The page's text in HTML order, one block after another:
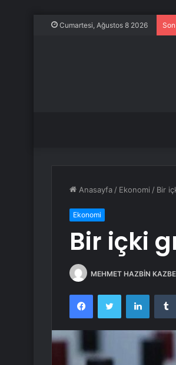
Cumartesi, Ağustos 8 2026
Anasayfa / Ekonomi / Bir
Ekonomi
Bir içki
MEHMET HAZBİN
FacebookTwitter